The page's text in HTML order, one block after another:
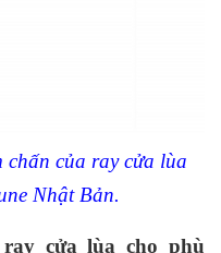
chấn của ray cửa lùa
Nhật Bản.
cửa lùa cho phù